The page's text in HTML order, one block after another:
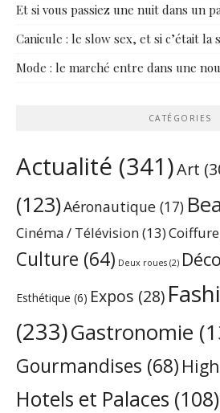
Et si vous passiez une nuit dans un
Canicule : le slow sex, et si c’était la
Mode : le marché entre dans une
CATÉGORIES
Actualité (341)Art
(123)Aéronautique (17)
Cinéma / Télévision(13)Coiffure
Culture (64) Deux roues (2)
Esthétique (6) Expos (28)
(233)Gastronomie
Gourmandises (68)
Hotels et Palaces (108)